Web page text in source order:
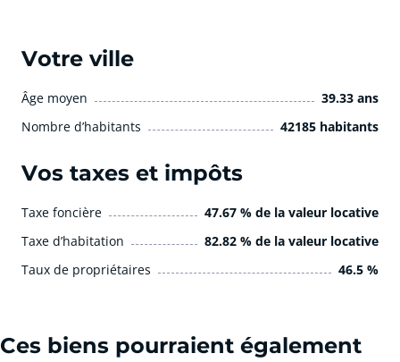
Votre ville
Âge moyen
39.33 ans
Nombre d’habitants
42185 habitants
Vos taxes et impôts
Taxe foncière
47.67 % de la valeur locative
Taxe d’habitation
82.82 % de la valeur locative
Taux de propriétaires
46.5 %
Ces biens pourraient également